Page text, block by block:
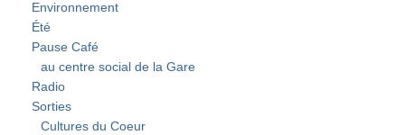
Environnement
Été
Pause Café
au centre social de la Gare
Radio
Sorties
Cultures du Coeur